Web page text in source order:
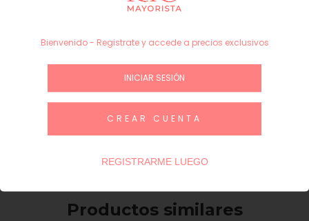
− +
Guía de talles
Productos similares
Bienvenido - Registrate y accede a precios exclusivos
INICIAR SESIÓN
CREAR CUENTA
REGISTRARME LUEGO